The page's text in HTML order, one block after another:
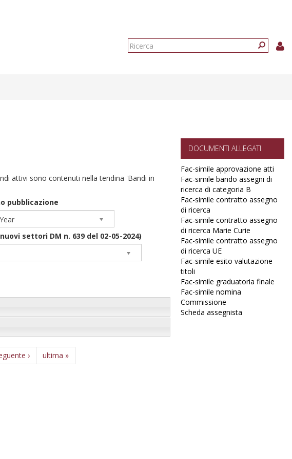
Form
attivi sono contenuti nella tendina 'Bandi in
pubblicazione
settori DM n. 639 del 02-05-2024)
› ultima »
DOCUMENTI ALLEGATI
Fac-simile approvazione atti
Fac-simile bando assegni di
ricerca di categoria B
Fac-simile contratto assegno
di ricerca
Fac-simile contratto assegno
di ricerca Marie Curie
Fac-simile contratto assegno
di ricerca UE
Fac-simile esito valutazione
titoli
Fac-simile graduatoria finale
Fac-simile nomina
Commissione
Scheda assegnista